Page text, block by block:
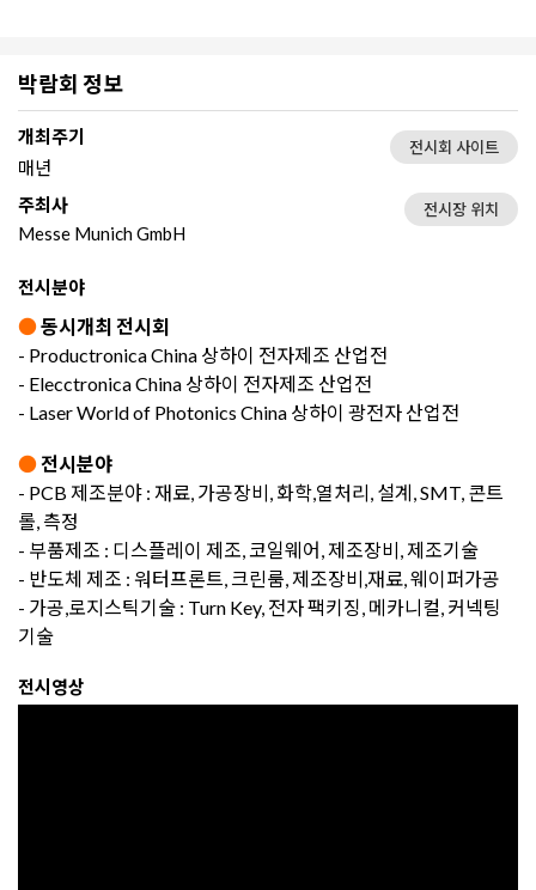
박람회 정보
개최주기
매년
전시회 사이트
주최사
Messe Munich GmbH
전시장 위치
전시분야
●동시개최 전시회
- Productronica China 상하이 전자제조 산업전
- Elecctronica China 상하이 전자제조 산업전
- Laser World of Photonics China 상하이 광전자 산업전
●전시분야
- PCB 제조분야 : 재료, 가공장비, 화학,열처리, 설계, SMT, 콘트
롤, 측정
- 부품제조 : 디스플레이 제조, 코일웨어, 제조장비, 제조기술
- 반도체 제조 : 워터프론트, 크린룸, 제조장비,재료, 웨이퍼가공
- 가공,로지스틱기술 : Turn Key, 전자 팩키징, 메카니컬, 커넥팅
기술
전시영상